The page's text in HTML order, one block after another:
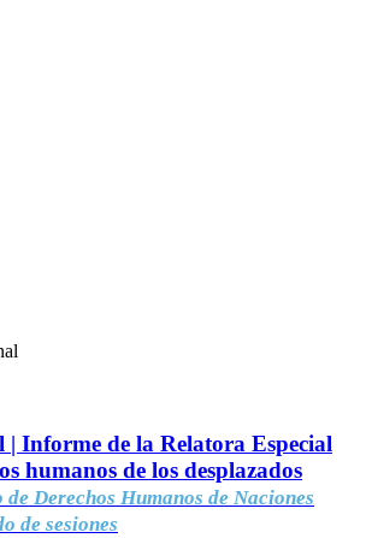
| Informe de la Relatora Especial
humanos de los desplazados
de Derechos Humanos de Naciones
de sesiones